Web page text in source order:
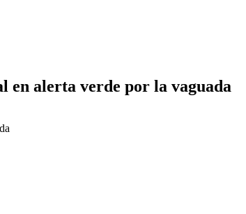
en alerta verde por la vaguada